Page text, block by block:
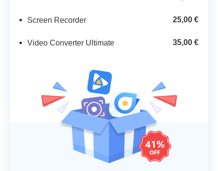
Screen Recorder 25,00 €
Video Converter Ultimate 35,00 €